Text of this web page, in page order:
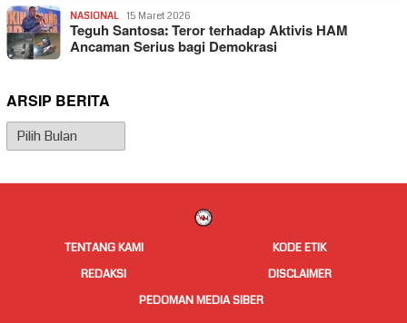
NASIONAL 15 Maret 2026
Teguh Santosa: Teror terhadap Aktivis HAM
Ancaman Serius bagi Demokrasi
ARSIP BERITA
Arsip
Berita
TENTANG KAMI
KODE ETIK
REDAKSI
DISCLAIMER
PEDOMAN MEDIA SIBER